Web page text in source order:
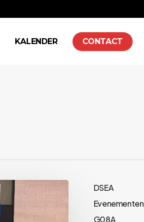
KALENDER CONTACT
DSEA
Evenementen
G08A